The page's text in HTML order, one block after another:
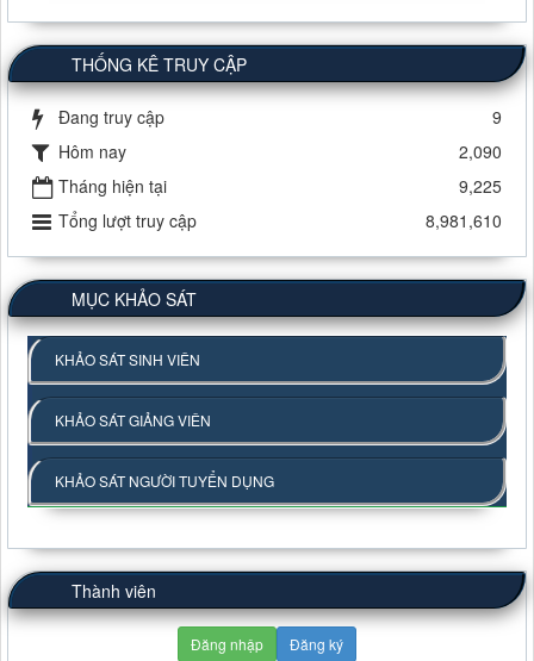
THỐNG KÊ TRUY CẬP
Đang truy cập
9
Hôm nay
2,090
Tháng hiện tại
9,225
Tổng lượt truy cập
8,981,610
MỤC KHẢO SÁT
KHẢO SÁT SINH VIÊN
KHẢO SÁT GIẢNG VIÊN
KHẢO SÁT NGƯỜI TUYỂN DỤNG
Thành viên
Đăng nhập Đăng ký